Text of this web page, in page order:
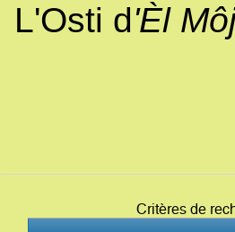
L'Osti d'Èl
Critères de